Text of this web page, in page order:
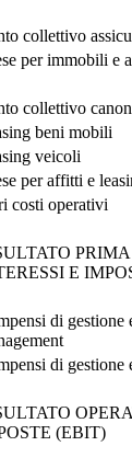
collettivo
per immobili e
collettivo
beni mobili
veicoli
per affitti e
costi operativi
E
di gestione
di gestione
(EBIT)